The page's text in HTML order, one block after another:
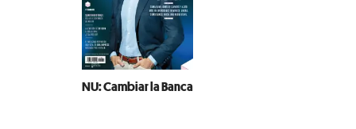
NU: Cambiar la Banca